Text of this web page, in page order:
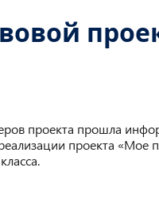
проекта прошла
проекта «Мое